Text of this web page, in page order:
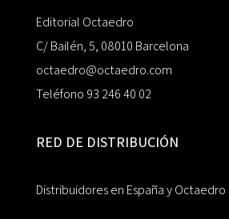
Editorial Octaedro
C/ Bailén, 5, 08010 Barcelona
octaedro@octaedro.com
Teléfono 93 246 40 02
RED DE DISTRIBUCIÓN
Distribuidores en España y